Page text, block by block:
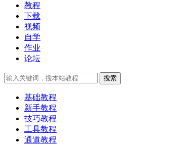
教程
下载
视频
自学
作业
论坛
搜索
基础教程
新手教程
技巧教程
工具教程
通道教程